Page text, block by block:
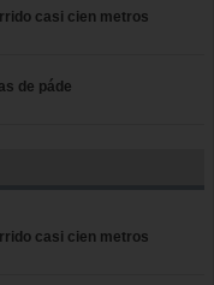
casi cien metros
de páde
casi cien metros